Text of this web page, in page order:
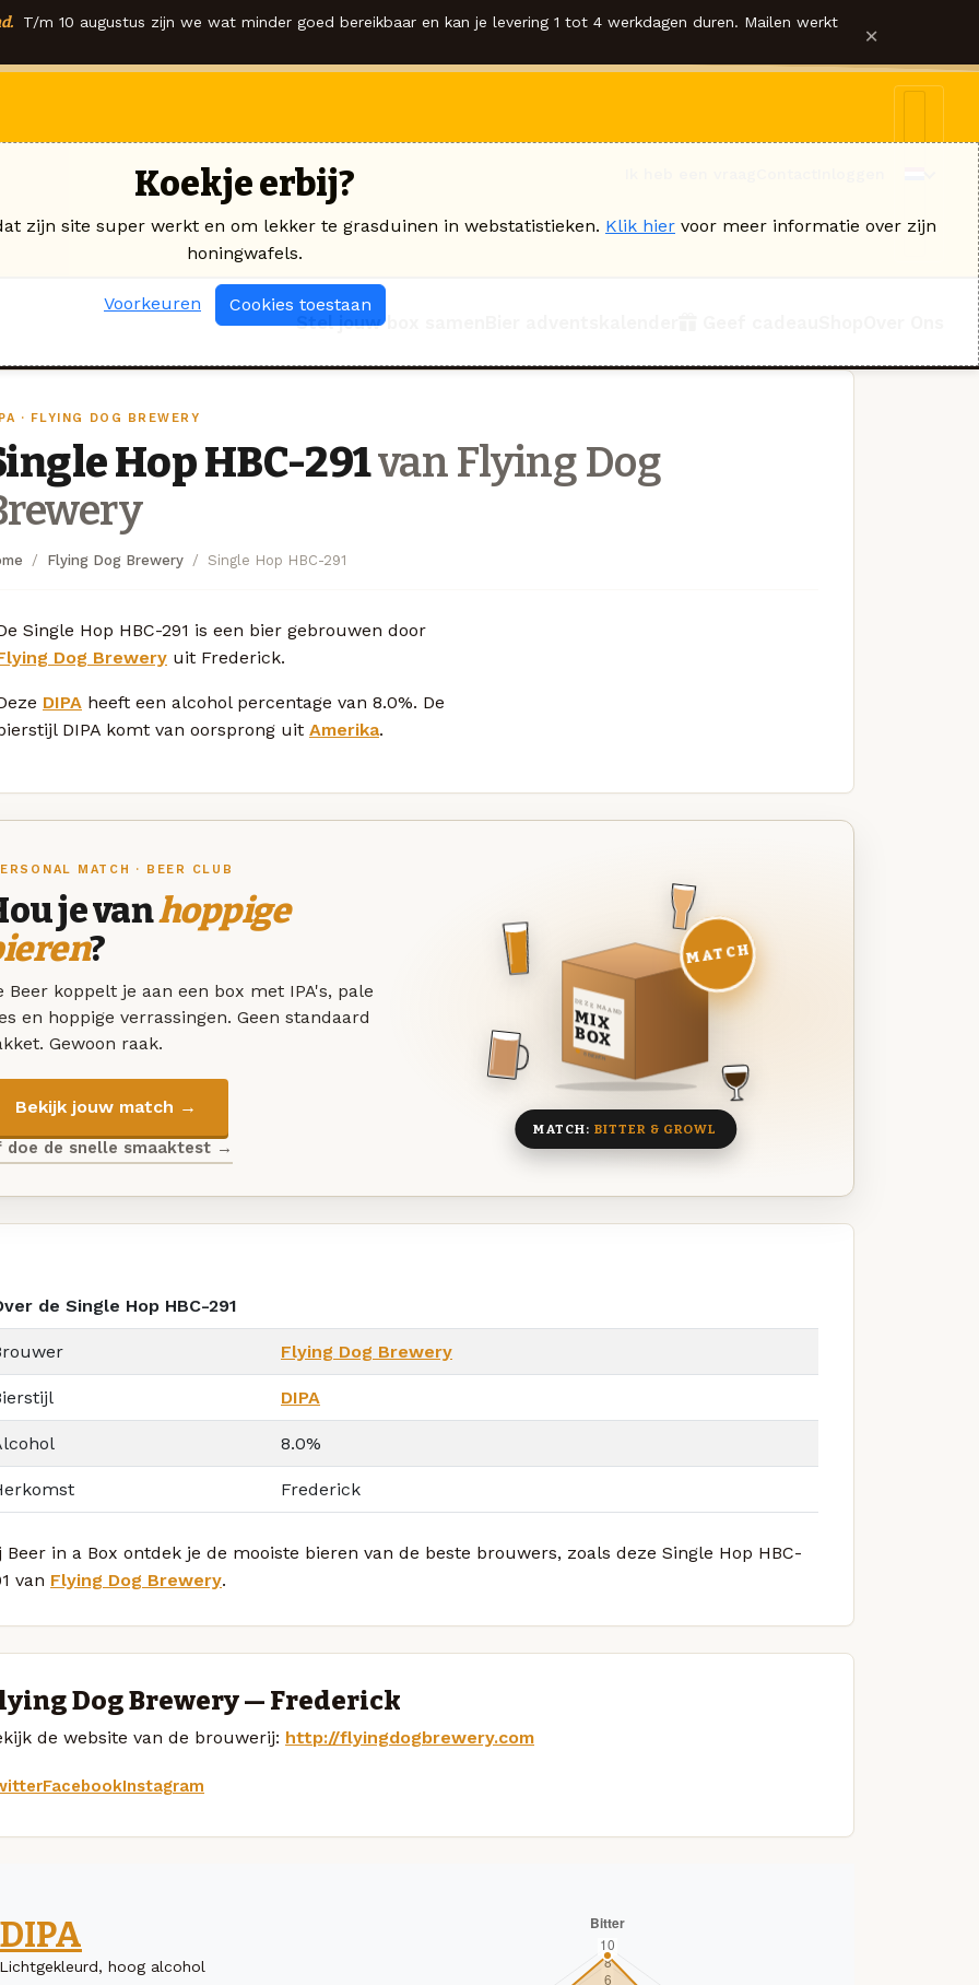
T/m 10 augustus zijn we wat minder goed bereikbaar en kan je levering 1 tot 4 werkdagen duren. Mailen werkt ×
Stel jouw box samen
· FLYING DOG BREWERY
Hop HBC-291van Flying Dog
Flying Dog Brewery Single Hop HBC-291
Single Hop HBC-291 is een bier gebrouwen door
Dog Brewery uit Frederick.
DIPA heeft een alcohol percentage van 8.0%. De
DIPA komt van oorsprong uit Amerika.
MATCH · BEER CLUB
je vanhoppige
?
Beer koppelt je aan een box met IPA's, pale
en hoppige verrassingen. Geen standaard
Gewoon raak.
Bekijk jouw match →
doe de snelle smaaktest →
DEZE MAAND
MIX
BOX
8 BIEREN
MATCH
MATCH: BITTER & GROWL
de Single Hop HBC-291
Flying Dog Brewery
DIPA
8.0%
Frederick
Beer in a Box ontdek je de mooiste bieren van de beste brouwers, zoals deze Single Hop HBC-
van Flying Dog Brewery.
Dog Brewery — Frederick
de website van de brouwerij: http://flyingdogbrewery.com
FacebookInstagram
DIPA
Lichtgekleurd, hoog alcohol
Koekje erbij?
zijn site super werkt en om lekker te grasduinen in webstatistieken. Klik hier voor meer informatie over zijn
honingwafels.
Voorkeuren Cookies toestaan